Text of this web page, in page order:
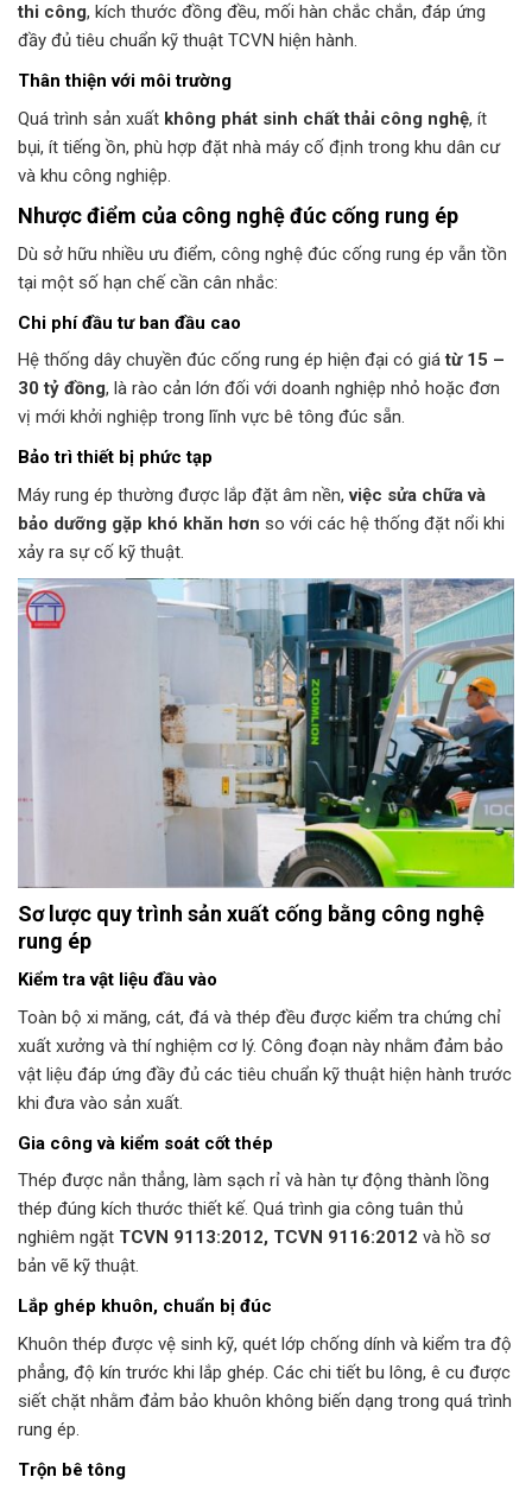
thi công, kích thước đồng đều, mối hàn chắc chắn, đáp ứng
đầy đủ tiêu chuẩn kỹ thuật TCVN hiện hành.
Thân thiện với môi trường
Quá trình sản xuất không phát sinh chất thải công nghệ, ít
bụi, ít tiếng ồn, phù hợp đặt nhà máy cố định trong khu dân cư
và khu công nghiệp.
Nhược điểm của công nghệ đúc cống rung ép
Dù sở hữu nhiều ưu điểm, công nghệ đúc cống rung ép vẫn tồn
tại một số hạn chế cần cân nhắc:
Chi phí đầu tư ban đầu cao
Hệ thống dây chuyền đúc cống rung ép hiện đại có giátừ 15 –
30 tỷ đồng, là rào cản lớn đối với doanh nghiệp nhỏ hoặc đơn
vị mới khởi nghiệp trong lĩnh vực bê tông đúc sẵn.
Bảo trì thiết bị phức tạp
Máy rung ép thường được lắp đặt âm nền,việc sửa chữa và
bảo dưỡng gặp khó khăn hơn so với các hệ thống đặt nổi khi
xảy ra sự cố kỹ thuật.
Sơ lược quy trình sản xuất cống bằng công nghệ
rung ép
Kiểm tra vật liệu đầu vào
Toàn bộ xi măng, cát, đá và thép đều được kiểm tra chứng chỉ
xuất xưởng và thí nghiệm cơ lý. Công đoạn này nhằm đảm bảo
vật liệu đáp ứng đầy đủ các tiêu chuẩn kỹ thuật hiện hành trước
khi đưa vào sản xuất.
Gia công và kiểm soát cốt thép
Thép được nắn thẳng, làm sạch rỉ và hàn tự động thành lồng
thép đúng kích thước thiết kế. Quá trình gia công tuân thủ
nghiêm ngặt TCVN 9113:2012, TCVN 9116:2012 và hồ sơ
bản vẽ kỹ thuật.
Lắp ghép khuôn, chuẩn bị đúc
Khuôn thép được vệ sinh kỹ, quét lớp chống dính và kiểm tra độ
phẳng, độ kín trước khi lắp ghép. Các chi tiết bu lông, ê cu được
siết chặt nhằm đảm bảo khuôn không biến dạng trong quá trình
rung ép.
Trộn bê tông